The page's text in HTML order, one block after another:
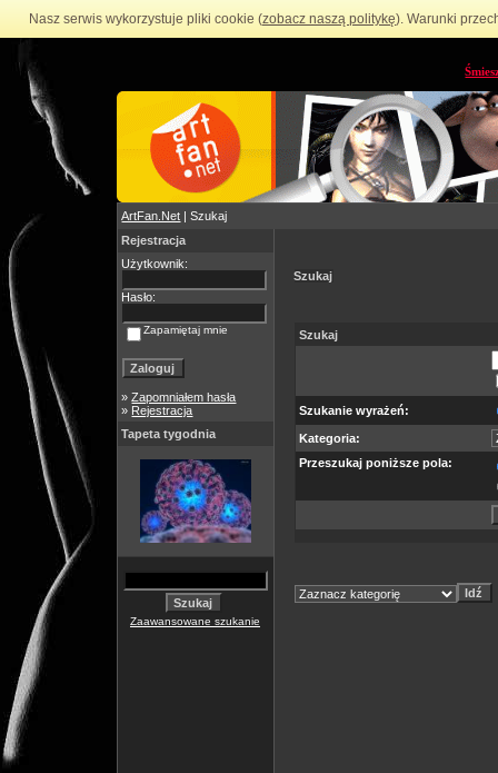
Nasz serwis wykorzystuje pliki cookie (zobacz naszą politykę). Warunki
ArtFan.Net | Szukaj
Rejestracja
Użytkownik:
Hasło:
Zapamiętaj mnie
»Zapomniałem hasła
» Rejestracja
Tapeta tygodnia
Zaawansowane szukanie
Szukaj
Szukaj
Szukanie wyrażeń:
Kategoria:
Przeszukaj poniższe pola: